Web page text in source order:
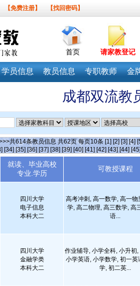
【免费注册】 【找回密码】
首页 请家教登记
学员信息 教员信息 专职教师 金
成都双流教
共614条教员信息 共62页 每页10条 [1] [2] [3] [4]
[34] [35] [36] [37] [38] [39] [40] [41] [42] [43] [44] [45]
就读、毕业高校
专业.学历
可教授课程
四川大学
电子信息
本科大二
高考冲刺, 高一数学, 高一物
学, 高二物理, 高三数学, 高
语...
四川大学
金融学类
本科大二
作业辅导, 小学全科, 小升初
小学英语, 小学数学, 初一英
学, 初二英...